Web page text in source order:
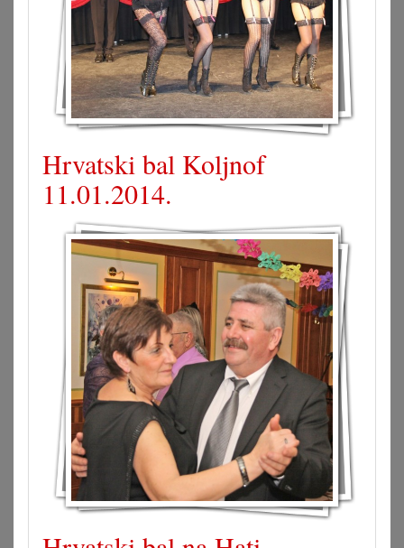
Hrvatski bal Koljnof
11.01.2014.